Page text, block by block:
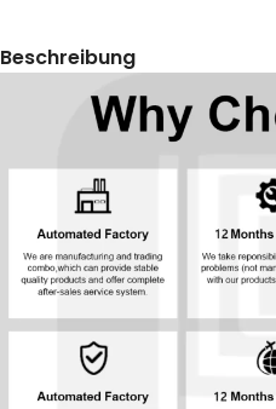
Beschreibung